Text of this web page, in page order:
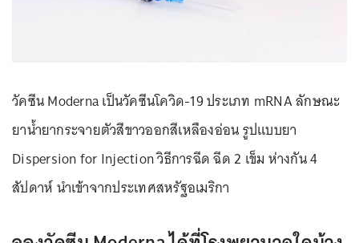
วัคซีน Moderna เป็นวัคซีนโควิด-19 ประเภท mRNA ลักษณะ
ยาน้ำยากระจายตัวสีขาวออกสีเหลืองอ่อน รูปแบบยา
Dispersion for Injection วิธีการฉีด ฉีด 2 เข็ม ห่างกัน 4
สัปดาห์ นำเข้าจากประเทศสหรัฐอเมริกา